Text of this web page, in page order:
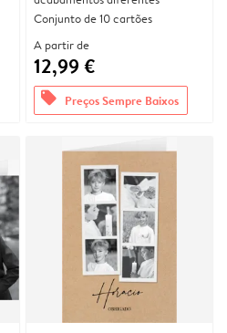
Conjunto de 10 cartões
A partir de
12,99 €
offers Preços Sempre Baixos